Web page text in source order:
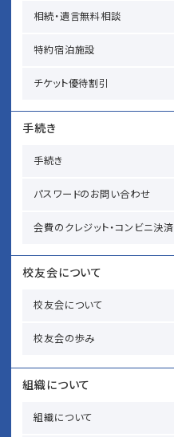
相続・遺言無料相談
特約宿泊施設
チケット優待割引
手続き
手続き
パスワードのお問い合わせ
会費のクレジット・コンビニ決済
校友会について
校友会について
校友会の歩み
組織について
組織について